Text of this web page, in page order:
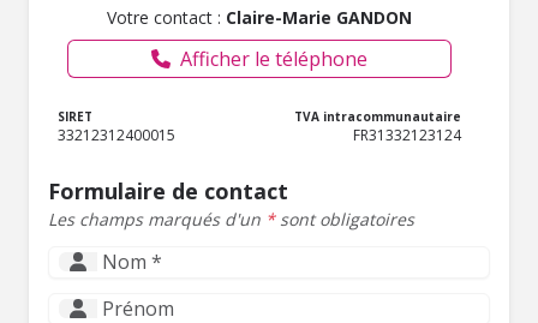
Votre contact : Claire-Marie GANDON
Afficher le téléphone
SIRET
33212312400015
TVA intracommunautaire
FR31332123124
Formulaire de contact
Les champs marqués d'un *sont obligatoires